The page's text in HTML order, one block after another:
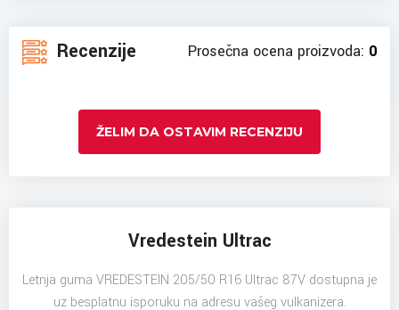
Recenzije Prosečna ocena proizvoda: 0
ŽELIM DA OSTAVIM RECENZIJU
Vredestein Ultrac
Letnja guma VREDESTEIN 205/50 R16 Ultrac 87V dostupna je
uz besplatnu isporuku na adresu vašeg vulkanizera.